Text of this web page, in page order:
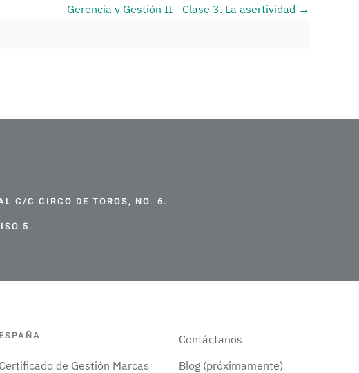
Gerencia y Gestión II - Clase 3. La asertividad
C/C CIRCO DE TOROS, NO. 6.
5.
ESPAÑA
Certificado de Gestión Marcas
Contáctanos
Blog (próximamente)